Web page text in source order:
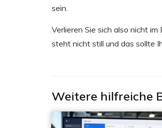
sein.
Verlieren Sie sich also nicht
steht nicht still und das sollte
Weitere hilfreiche